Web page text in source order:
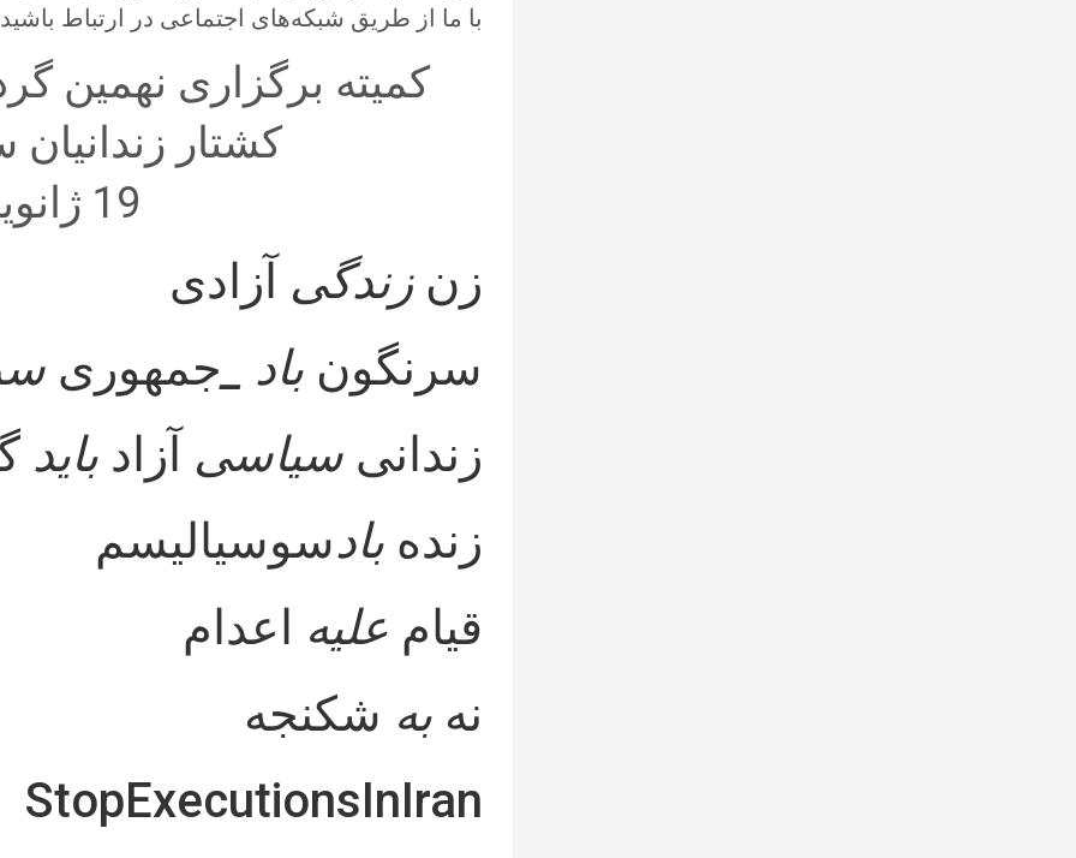
با ما از طریق شبکه‌های اجتماعی در ارتباط
کمیته برگزاری نهمین
کشتار
19 ژانویه 2023
زنزندگی آزادی
سرنگون باد _ جمهوری
زندانی سیاسی آزاد باید
زنده بادسوسیالیسم
قیام علیه اعدام
نه به شکنجه
StopExecutionsInIran